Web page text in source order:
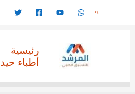
البحث
رئيسية
أطباء